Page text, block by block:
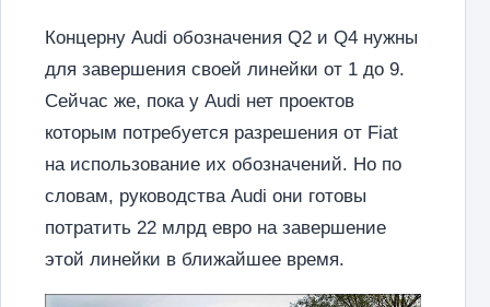
Концерну Audi обозначения Q2 и Q4 нужны
для завершения своей линейки от 1 до 9.
Сейчас же, пока у Audi нет проектов
которым потребуется разрешения от Fiat
на использование их обозначений. Но по
словам, руководства Audi они готовы
потратить 22 млрд евро на завершение
этой линейки в ближайшее время.